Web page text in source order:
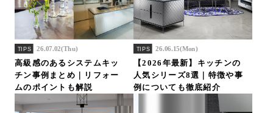
TIPS 26.07.02(Thu)
高級感のあるシステムキッ
チン事例まとめ｜リフォー
ムのポイントも解説
TIPS 26.06.15(Mon)
【2026年最新】キッチンの
人気シリーズ8選｜特徴や事
例についても徹底紹介